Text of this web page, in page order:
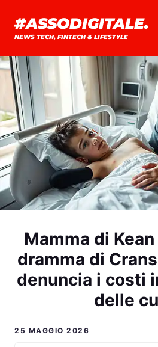
contenuto
#ASSODIGITALE.
NEWS TECH, FINTECH & LIFESTYLE
Mamma di
dramma di
denuncia i costi
delle
25 MAGGIO 2026